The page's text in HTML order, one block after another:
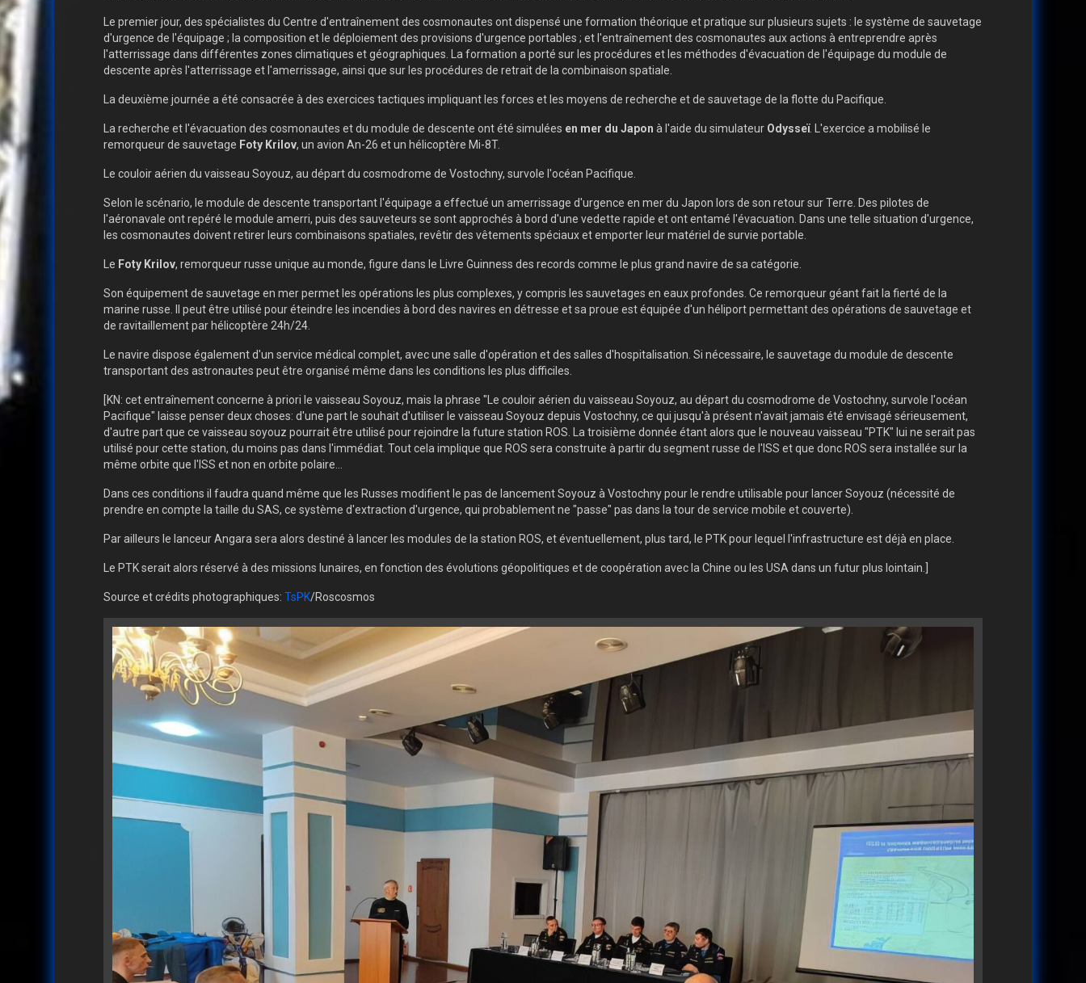
Le premier jour, des spécialistes du Centre d'entraînement des cosmonautes ont dispensé une formation théorique et pratique sur plusieurs sujets : le système de sauvetage
d'urgence de l'équipage ; la composition et le déploiement des provisions d'urgence portables ; et l'entraînement des cosmonautes aux actions à entreprendre après
l'atterrissage dans différentes zones climatiques et géographiques. La formation a porté sur les procédures et les méthodes d'évacuation de l'équipage du module de
descente après l'atterrissage et l'amerrissage, ainsi que sur les procédures de retrait de la combinaison spatiale.
La deuxième journée a été consacrée à des exercices tactiques impliquant les forces et les moyens de recherche et de sauvetage de la flotte du Pacifique.
La recherche et l'évacuation des cosmonautes et du module de descente ont été simulées en mer du Japon à l'aide du simulateur Odysseï. L'exercice a mobilisé le
remorqueur de sauvetage Foty Krilov, un avion An-26 et un hélicoptère Mi-8T.
Le couloir aérien du vaisseau Soyouz, au départ du cosmodrome de Vostochny, survole l'océan Pacifique.
Selon le scénario, le module de descente transportant l'équipage a effectué un amerrissage d'urgence en mer du Japon lors de son retour sur Terre. Des pilotes de
l'aéronavale ont repéré le module amerri, puis des sauveteurs se sont approchés à bord d'une vedette rapide et ont entamé l'évacuation. Dans une telle situation d'urgence,
les cosmonautes doivent retirer leurs combinaisons spatiales, revêtir des vêtements spéciaux et emporter leur matériel de survie portable.
Le Foty Krilov, remorqueur russe unique au monde, figure dans le Livre Guinness des records comme le plus grand navire de sa catégorie.
Son équipement de sauvetage en mer permet les opérations les plus complexes, y compris les sauvetages en eaux profondes. Ce remorqueur géant fait la fierté de la
marine russe. Il peut être utilisé pour éteindre les incendies à bord des navires en détresse et sa proue est équipée d'un héliport permettant des opérations de sauvetage et
de ravitaillement par hélicoptère 24h/24.
Le navire dispose également d'un service médical complet, avec une salle d'opération et des salles d'hospitalisation. Si nécessaire, le sauvetage du module de descente
transportant des astronautes peut être organisé même dans les conditions les plus difficiles.
[KN: cet entraînement concerne à priori le vaisseau Soyouz, mais la phrase "Le couloir aérien du vaisseau Soyouz, au départ du cosmodrome de Vostochny, survole l'océan
Pacifique" laisse penser deux choses: d'une part le souhait d'utiliser le vaisseau Soyouz depuis Vostochny, ce qui jusqu'à présent n'avait jamais été envisagé sérieusement,
d'autre part que ce vaisseau soyouz pourrait être utilisé pour rejoindre la future station ROS. La troisième donnée étant alors que le nouveau vaisseau "PTK" lui ne serait pas
utilisé pour cette station, du moins pas dans l'immédiat. Tout cela implique que ROS sera construite à partir du segment russe de l'ISS et que donc ROS sera installée sur la
même orbite que l'ISS et non en orbite polaire...
Dans ces conditions il faudra quand même que les Russes modifient le pas de lancement Soyouz à Vostochny pour le rendre utilisable pour lancer Soyouz (nécessité de
prendre en compte la taille du SAS, ce système d'extraction d'urgence, qui probablement ne "passe" pas dans la tour de service mobile et couverte).
Par ailleurs le lanceur Angara sera alors destiné à lancer les modules de la station ROS, et éventuellement, plus tard, le PTK pour lequel l'infrastructure est déjà en place.
Le PTK serait alors réservé à des missions lunaires, en fonction des évolutions géopolitiques et de coopération avec la Chine ou les USA dans un futur plus lointain.]
Source et crédits photographiques: TsPK/Roscosmos